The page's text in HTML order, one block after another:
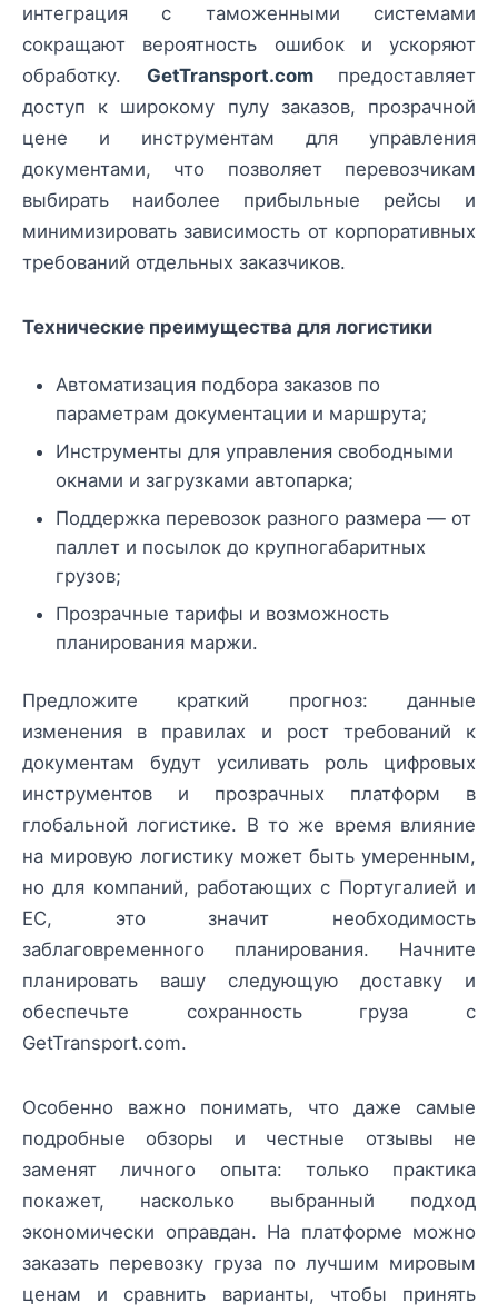
интеграция с таможенными системами
сокращают вероятность ошибок и ускоряют
обработку. GetTransport.comпредоставляет
доступ к широкому пулу заказов, прозрачной
цене и инструментам для управления
документами, что позволяет перевозчикам
выбирать наиболее прибыльные рейсы и
минимизировать зависимость от корпоративных
требований отдельных заказчиков.
Технические преимущества для логистики
Автоматизация подбора заказов по
параметрам документации и маршрута;
Инструменты для управления свободными
окнами и загрузками автопарка;
Поддержка перевозок разного размера — от
паллет и посылок до крупногабаритных
грузов;
Прозрачные тарифы и возможность
планирования маржи.
Предложите краткий прогноз: данные
изменения в правилах и рост требований к
документам будут усиливать роль цифровых
инструментов и прозрачных платформ в
глобальной логистике. В то же время влияние
на мировую логистику может быть умеренным,
но для компаний, работающих с Португалией и
ЕС, это значит необходимость
заблаговременного планирования. Начните
планировать вашу следующую доставку и
обеспечьте сохранность груза с
GetTransport.com.
Особенно важно понимать, что даже самые
подробные обзоры и честные отзывы не
заменят личного опыта: только практика
покажет, насколько выбранный подход
экономически оправдан. На платформе можно
заказать перевозку груза по лучшим мировым
ценам и сравнить варианты, чтобы принять